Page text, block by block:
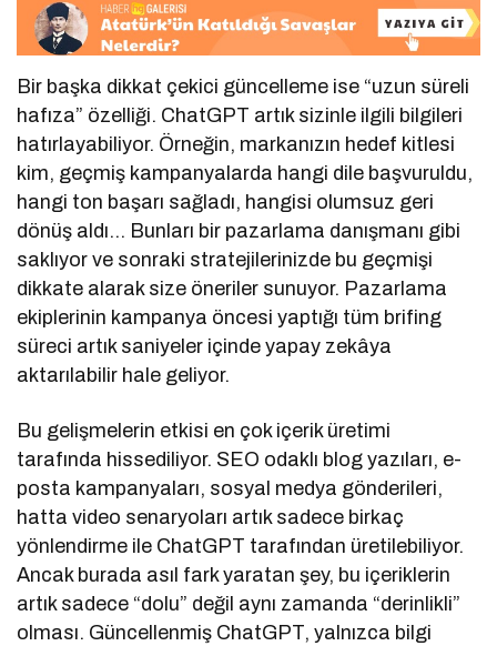
Bir başka dikkat çekici güncelleme ise “uzun süreli
hafıza” özelliği. ChatGPT artık sizinle ilgili bilgileri
hatırlayabiliyor. Örneğin, markanızın hedef kitlesi
kim, geçmiş kampanyalarda hangi dile başvuruldu,
hangi ton başarı sağladı, hangisi olumsuz geri
dönüş aldı… Bunları bir pazarlama danışmanı gibi
saklıyor ve sonraki stratejilerinizde bu geçmişi
dikkate alarak size öneriler sunuyor. Pazarlama
ekiplerinin kampanya öncesi yaptığı tüm brifing
süreci artık saniyeler içinde yapay zekâya
aktarılabilir hale geliyor.
Bu gelişmelerin etkisi en çok içerik üretimi
tarafında hissediliyor. SEO odaklı blog yazıları, e-
posta kampanyaları, sosyal medya gönderileri,
hatta video senaryoları artık sadece birkaç
yönlendirme ile ChatGPT tarafından üretilebiliyor.
Ancak burada asıl fark yaratan şey, bu içeriklerin
artık sadece “dolu” değil aynı zamanda “derinlikli”
olması. Güncellenmiş ChatGPT, yalnızca bilgi